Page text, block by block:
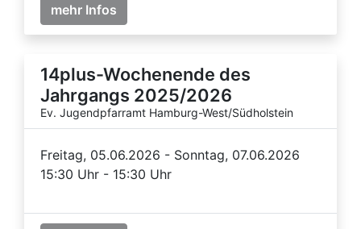
mehr Infos
14plus-Wochenende des
Jahrgangs 2025/2026
Ev. Jugendpfarramt Hamburg-West/Südholstein
Freitag, 05.06.2026 - Sonntag, 07.06.2026
15:30 Uhr - 15:30 Uhr